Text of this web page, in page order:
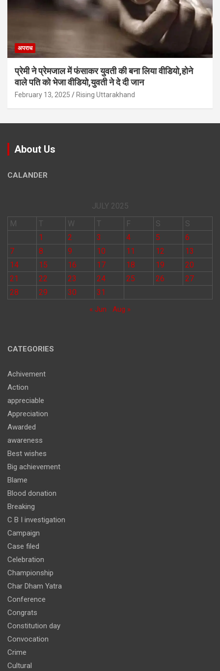
अपराध
प्रेमी ने प्रेमजाल में फंसाकर युवती की बना लिया वीडियो,होने
वाले पत‍ि को भेजा वीड‍ियो,युवती ने दे दी जान
February 13, 2025 Rising Uttarakhand
About Us
CALANDER
JULY 2025
M
T W T F S
S
1
2 3 4 5
6
7
8 9 10 11 12
13
14
15 16 17 18 19
20
21
22 23 24 25 26
27
28
29 30 31
« Jun Aug »
CATEGORIES
Achivement
Action
appreciable
Appreciation
Awarded
awareness
Best wishes
Big achievement
Blame
Blood donation
Breaking
C B I investigation
Campaign
Case filed
Celebration
Championship
Char Dham Yatra
Conference
Congrats
Constitution day
Convocation
Crime
Cultural